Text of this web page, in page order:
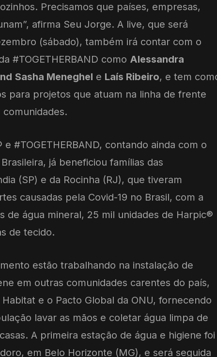
Precisamos que países, empresas,
afirma Seu Jorge. A live, que será
(sábado), também irá contar com o
#TOGETHERBAND como Alessandra
Sasha Meneghel e Laís Ribeiro, e tem
para projetos que atuam na linha de frente
#TOGETHERBAND, contando ainda com o
já beneficiou famílias das
(SP) e da Rocinha (RJ), que tiveram
causadas pela Covid-19 no Brasil, com a
de água mineral, 25 mil unidades de Harpic®
de tecido.
estão trabalhando na instalação de
em outras comunidades carentes do país,
e o Pacto Global da ONU, fornecendo
lavar as mãos e coletar água limpa de
A primeira estação de água e higiene foi
em Belo Horizonte (MG), e será seguida